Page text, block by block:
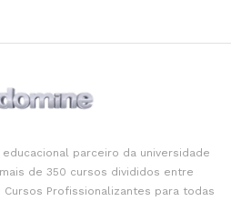
parceiro da universidade
de 350 cursos divididos entre
Cursos Profissionalizantes para todas